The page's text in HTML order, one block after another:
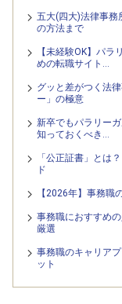
五大(四大)法律事務
の方法まで
【未経験OK】パ
めの転職サイト…
グッと差がつく法
ー」の極意
新卒でもパラリー
知っておくべき…
「公正証書」とは
ド
【2026年】事務職
事務職におすすめ
厳選
事務職のキャリア
ット